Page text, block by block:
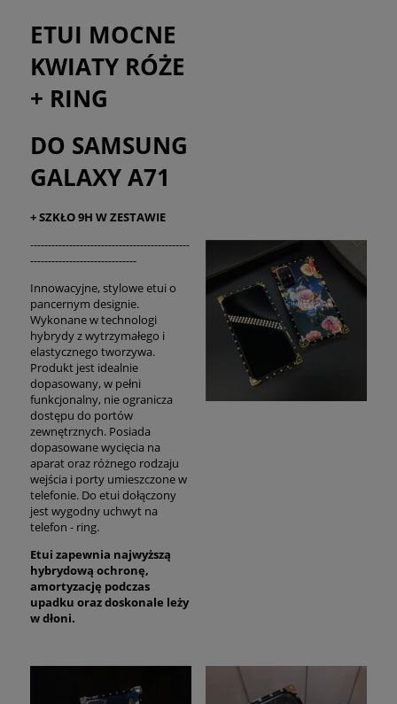
ETUI MOCNE
KWIATY RÓŻE
+ RING
DO SAMSUNG
GALAXY A71
+ SZKŁO 9H W ZESTAWIE
---------------------------------------------
------------------------------
Innowacyjne, stylowe etui o
pancernym designie.
Wykonane w technologi
hybrydy z wytrzymałego i
elastycznego tworzywa.
Produkt jest idealnie
dopasowany, w pełni
funkcjonalny, nie ogranicza
dostępu do portów
zewnętrznych. Posiada
dopasowane wycięcia na
aparat oraz różnego rodzaju
wejścia i porty umieszczone w
telefonie. Do etui dołączony
jest wygodny uchwyt na
telefon - ring.
Etui zapewnia najwyższą
hybrydową ochronę,
amortyzację podczas
upadku orazdoskonale leży
w dłoni.